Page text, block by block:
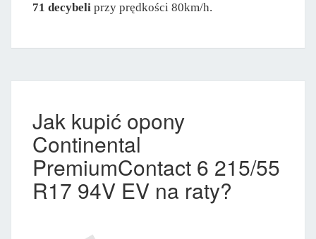
71 decybeli przy prędkości 80km/h.
Jak kupić opony
Continental
PremiumContact 6 215/55
R17 94V EV na raty?